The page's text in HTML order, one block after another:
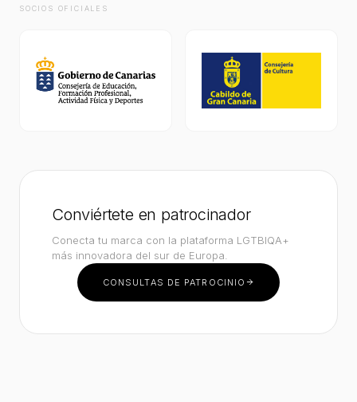
SOCIOS OFICIALES
Conviértete en patrocinador
Conecta tu marca con la plataforma LGTBIQA+
más innovadora del sur de Europa.
CONSULTAS DE PATROCINIO